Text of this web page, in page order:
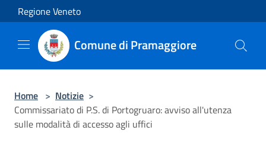
Salta al contenuto principale
Regione Veneto
Comune di Pramaggiore
Home > Notizie >
Commissariato di P.S. di Portogruaro: avviso all'utenza
sulle modalità di accesso agli uffici